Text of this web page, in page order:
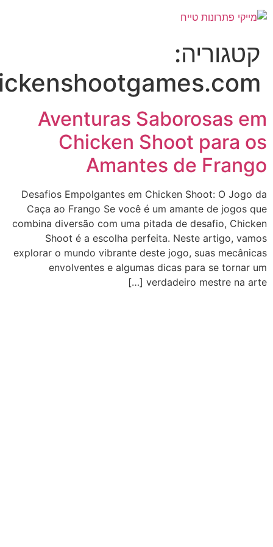
Aventuras Saborosas
Chicken Shoot
Amantes de
Desafios Empolgantes em Chicken Shoot: O
Caça ao Frango Se você é um amante de
combina diversão com uma pitada de desafio,
Shoot é a escolha perfeita. Neste artigo,
explorar o mundo vibrante deste jogo, suas
envolventes e algumas dicas para se
verdadeiro mestre na